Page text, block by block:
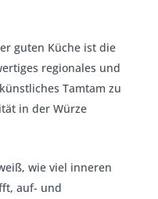
guten Küche ist die
regionales und
Tamtam zu
in der Würze
wie viel inneren
auf- und